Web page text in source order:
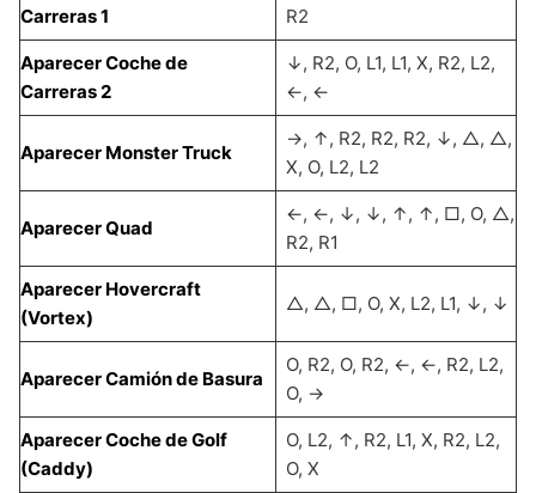
Carreras 1
R2
Aparecer Coche de
Carreras 2
↓, R2, O, L1, L1, X, R2, L2,
←, ←
Aparecer Monster Truck
→, ↑, R2, R2, R2, ↓, △, △,
X, O, L2, L2
Aparecer Quad
←, ←, ↓, ↓, ↑, ↑, □, O, △,
R2, R1
Aparecer Hovercraft
(Vortex)
△, △, □, O, X, L2, L1, ↓, ↓
Aparecer Camión de Basura
O, R2, O, R2, ←, ←, R2, L2,
O, →
Aparecer Coche de Golf
(Caddy)
O, L2, ↑, R2, L1, X, R2, L2,
O, X